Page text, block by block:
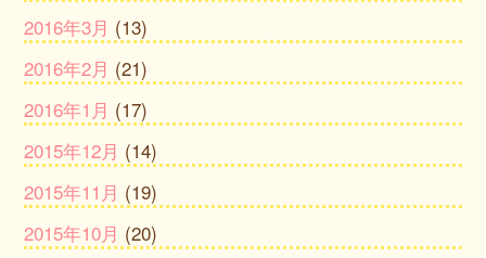
2016年3月 (13)
2016年2月 (21)
2016年1月 (17)
2015年12月 (14)
2015年11月 (19)
2015年10月 (20)